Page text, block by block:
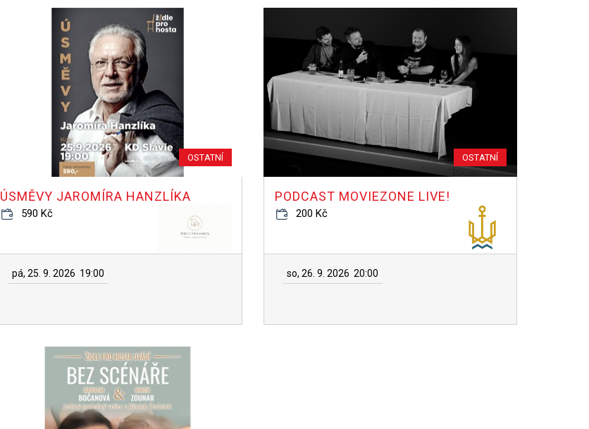
OSTATNÍ
ÚSMĚVY JAROMÍRA HANZLÍKA
590 Kč
pá, 25. 9. 2026 19:00
OSTATNÍ
PODCAST MOVIEZONE LIVE!
200 Kč
so, 26. 9. 2026 20:00